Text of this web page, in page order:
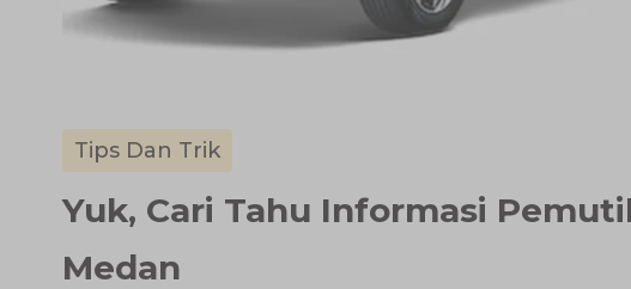
Tips Dan Trik
Yuk, Cari Tahu Informasi
Medan